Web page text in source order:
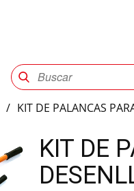
/ KIT DE PALANCAS
KIT DE